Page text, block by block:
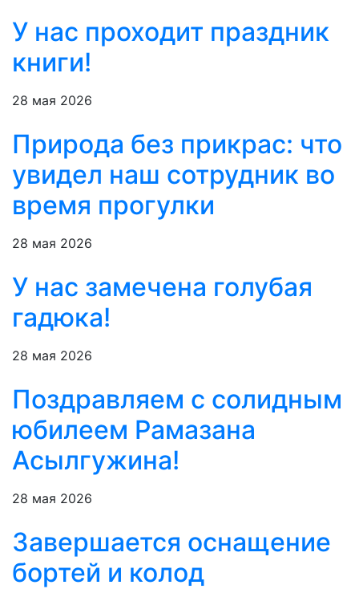
У нас проходит праздник
книги!
28 мая 2026
Природа без прикрас: что
увидел наш сотрудник во
время прогулки
28 мая 2026
У нас замечена голубая
гадюка!
28 мая 2026
Поздравляем с солидным
юбилеем Рамазана
Асылгужина!
28 мая 2026
Завершается оснащение
бортей и колод